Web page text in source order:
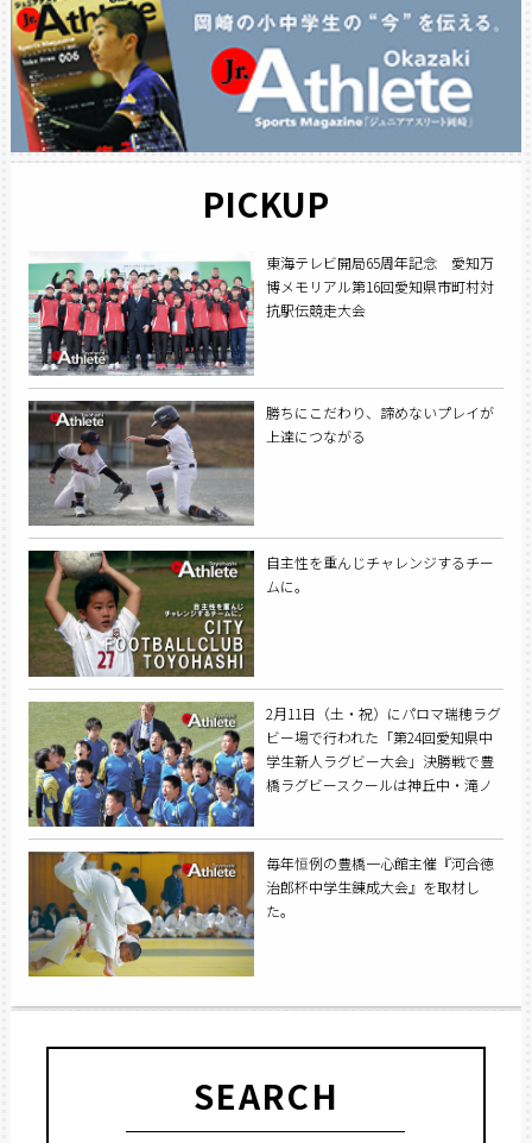
PICKUP
東海テレビ開局65周年記念 愛知万
博メモリアル第16回愛知県市町村対
抗駅伝競走大会
勝ちにこだわり、諦めないプレイが
上達につながる
自主性を重んじチャレンジするチー
ムに。
2月11日（土・祝）にパロマ瑞穂ラグ
ビー場で行われた「第24回愛知県中
学生新人ラグビー大会」決勝戦で豊
橋ラグビースクールは神丘中・滝ノ
頂点に立った。
毎年恒例の豊橋一心館主催『河合徳
治郎杯中学生錬成大会』を取材し
た。
SEARCH